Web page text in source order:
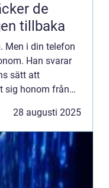
de
tillbaka
Men i din telefon
Han svarar
sätt att
sig honom från
28 augusti 2025